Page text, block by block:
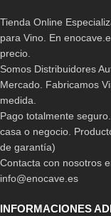
Tienda Online
para Vino. En
precio.
Somos Distribuidores
Mercado. Fabricamos
medida.
Pago totalmente
casa o negocio.
de garantía)
Contacta con nosotros
info@enocave.es
INFORMACIONES